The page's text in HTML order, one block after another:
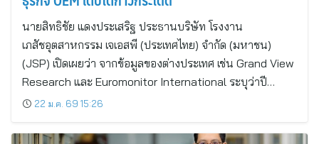
นายสิทธิชัย แดงประเสริฐ ประธานบริษัท โรงงาน
เภสัชอุตสาหกรรม เจเอสพี (ประเทศไทย) จำกัด (มหาชน)
(JSP) เปิดเผยว่า จากข้อมูลของต่างประเทศ เช่น Grand View
Research และ Euromonitor International ระบุว่าปี…
22 ม.ค. 69 15:26